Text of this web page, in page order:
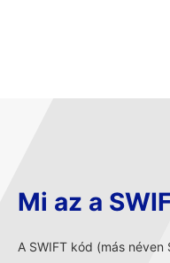
Mi az a
A SWIFT kód (más néven